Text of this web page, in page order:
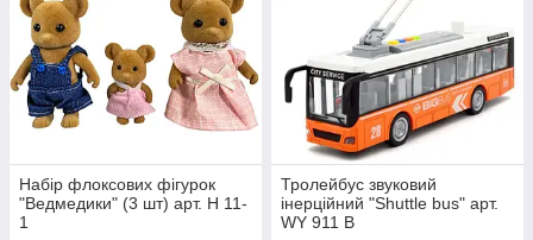
Набір флоксових фігурок
"Ведмедики" (3 шт) арт. H 11-
1
Тролейбус звуковий
інерційний "Shuttle bus" арт.
WY 911 B